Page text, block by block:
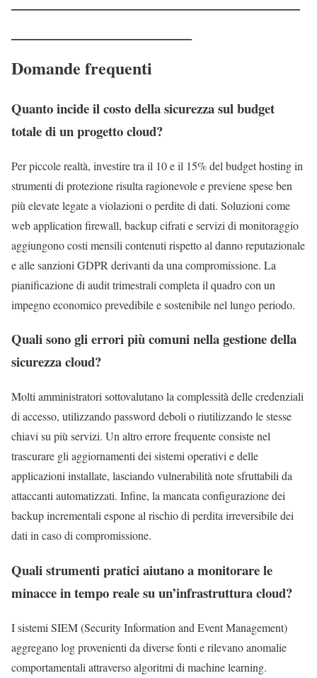
────────────────────────
───────────────
Domande frequenti
Quanto incide il costo della sicurezza sul budget
totale di un progetto cloud?
Per piccole realtà, investire tra il 10 e il 15% del budget hosting in
strumenti di protezione risulta ragionevole e previene spese ben
più elevate legate a violazioni o perdite di dati. Soluzioni come
web application firewall, backup cifrati e servizi di monitoraggio
aggiungono costi mensili contenuti rispetto al danno reputazionale
e alle sanzioni GDPR derivanti da una compromissione. La
pianificazione di audit trimestrali completa il quadro con un
impegno economico prevedibile e sostenibile nel lungo periodo.
Quali sono gli errori più comuni nella gestione della
sicurezza cloud?
Molti amministratori sottovalutano la complessità delle credenziali
di accesso, utilizzando password deboli o riutilizzando le stesse
chiavi su più servizi. Un altro errore frequente consiste nel
trascurare gli aggiornamenti dei sistemi operativi e delle
applicazioni installate, lasciando vulnerabilità note sfruttabili da
attaccanti automatizzati. Infine, la mancata configurazione dei
backup incrementali espone al rischio di perdita irreversibile dei
dati in caso di compromissione.
Quali strumenti pratici aiutano a monitorare le
minacce in tempo reale su un’infrastruttura cloud?
I sistemi SIEM (Security Information and Event Management)
aggregano log provenienti da diverse fonti e rilevano anomalie
comportamentali attraverso algoritmi di machine learning.